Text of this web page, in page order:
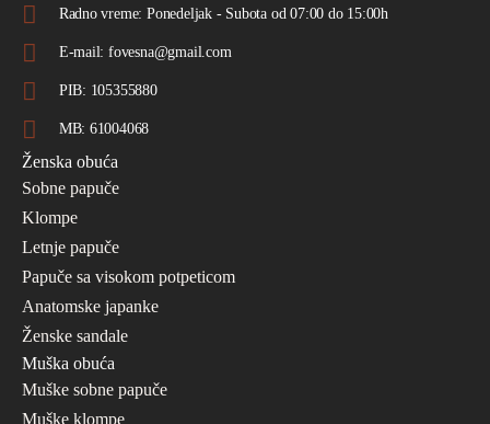
Radno vreme: Ponedeljak - Subota od 07:00 do 15:00h
E-mail: fovesna@gmail.com
PIB: 105355880
MB: 61004068
Ženska obuća
Sobne papuče
Klompe
Letnje papuče
Papuče sa visokom potpeticom
Anatomske japanke
Ženske sandale
Muška obuća
Muške sobne papuče
Muške klompe